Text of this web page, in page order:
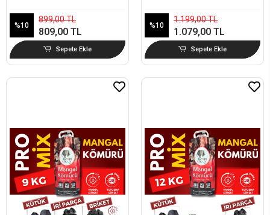
%10
899,00 TL
809,00 TL
Sepete Ekle
%10
1.199,00 TL
1.079,00 TL
Sepete Ekle